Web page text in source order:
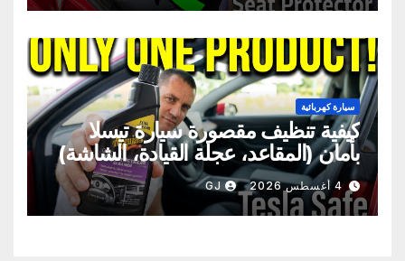
سيارة كهربائية
كيفية تنظيف مقصورة سيارة تيسلا
بأمان (المقاعد، عجلة القيادة، الشاشة)
4 أغسطس 2026 GJ